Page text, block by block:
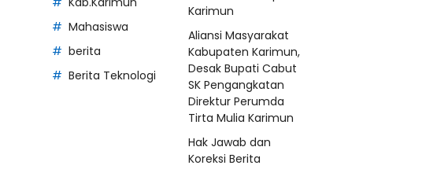
Mahasiswa
berita
Berita Teknologi
Karimun
Aliansi Masyarakat
Kabupaten Karimun,
Desak Bupati Cabut
SK Pengangkatan
Direktur Perumda
Tirta Mulia Karimun
Hak Jawab dan
Koreksi Berita